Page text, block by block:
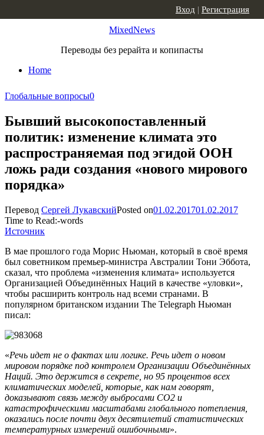
MixedNews
Переводы без рерайта и копипасты
Home
Вход | Регистрация
Глобальные вопросы0
Бывший высокопоставленный
политик: изменение климата это
распространяемая под эгидой ООН
ложь ради создания «нового мирового
порядка»
Перевод Сергей ЛукавскийPosted on01.02.201701.02.2017
Time to Read:-words
Источник
В мае прошлого года Морис Ньюман, который в своё время
был советником премьер-министра Австралии Тони Эббота,
сказал, что проблема «изменения климата» используется
Организацией Объединённых Наций в качестве «уловки»,
чтобы расширить контроль над всеми странами. В
популярном британском издании The Telegraph Ньюман
писал:
«Речь идет не о фактах или логике. Речь идет о новом
мировом порядке под контролем Организации Объединённых
Наций. Это держится в секрете, но 95 процентов всех
климатических моделей, которые, как нам говорят,
доказывают связь между выбросами CO2 и
катастрофическими масштабами глобального потепления,
оказались после почти двух десятилетий статистических
температурных измерений ошибочными».